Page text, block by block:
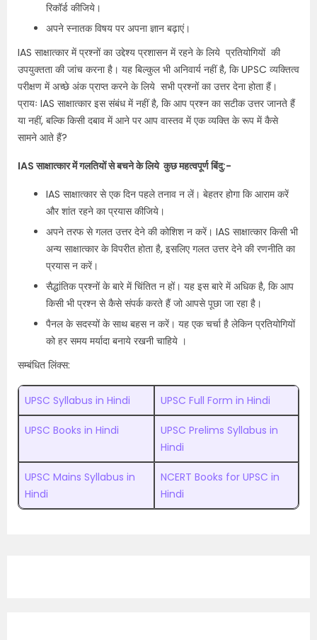
रिकॉर्ड कीजिये।
अपने स्नातक विषय पर अपना ज्ञान बढ़ाएं।
IAS साक्षात्कार में प्रश्नों का उद्देश्य प्रशासन में रहने के लिये प्रतियोगियों की
उपयुक्तता की जांच करना है। यह बिल्कुल भी अनिवार्य नहीं है, कि UPSC व्यक्तित्व
परीक्षण में अच्छे अंक प्राप्त करने के लिये सभी प्रश्नों का उत्तर देना होता हैं।
प्रायः IAS साक्षात्कार इस संबंध में नहीं है, कि आप प्रश्न का सटीक उत्तर जानते हैं
या नहीं, बल्कि किसी दबाव में आने पर आप वास्तव में एक व्यक्ति के रूप में कैसे
सामने आते हैं?
IAS साक्षात्कार में गलतियों से बचने के लिये कुछ महत्वपूर्ण बिंदु:-
IAS साक्षात्कार से एक दिन पहले तनाव न लें। बेहतर होगा कि आराम करें
और शांत रहने का प्रयास कीजिये।
अपने तरफ से गलत उत्तर देने की कोशिश न करें। IAS साक्षात्कार किसी भी
अन्य साक्षात्कार के विपरीत होता है, इसलिए गलत उत्तर देने की रणनीति का
प्रयास न करें।
सैद्धांतिक प्रश्नों के बारे में चिंतित न हों। यह इस बारे में अधिक है, कि आप
किसी भी प्रश्न से कैसे संपर्क करते हैं जो आपसे पूछा जा रहा है।
पैनल के सदस्यों के साथ बहस न करें। यह एक चर्चा है लेकिन प्रतियोगियों
को हर समय मर्यादा बनाये रखनी चाहिये ।
सम्बंधित लिंक्स:
UPSC Syllabus in Hindi UPSC Full Form in Hindi
UPSC Books in Hindi
UPSC Prelims Syllabus in
Hindi
UPSC Mains Syllabus in
Hindi
NCERT Books for UPSC in
Hindi